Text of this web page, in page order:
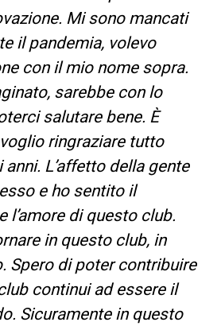
Mi sono mancati
il pandemia, volevo
con il mio nome sopra.
sarebbe con lo
salutare bene. È
ringraziare tutto
L’affetto della gente
e ho sentito il
l’amore di questo club.
in questo club, in
Spero di poter contribuire
continui ad essere il
Sicuramente in questo